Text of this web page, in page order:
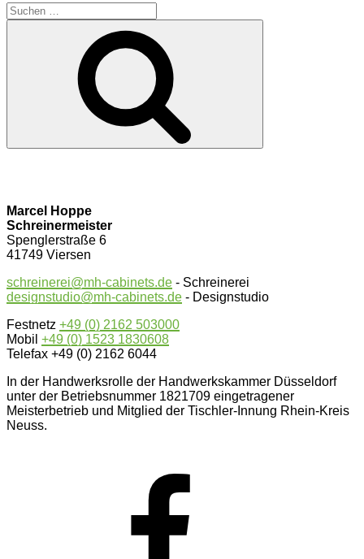
Suche
nach:
Marcel Hoppe
Schreinermeister
Spenglerstraße 6
41749 Viersen
schreinerei@mh-cabinets.de - Schreinerei
designstudio@mh-cabinets.de - Designstudio
Festnetz +49 (0) 2162 503000
Mobil +49 (0) 1523 1830608
Telefax +49 (0) 2162 6044
In der Handwerksrolle der Handwerkskammer Düsseldorf
unter der Betriebsnummer 1821709 eingetragener
Meisterbetrieb und Mitglied der Tischler-Innung Rhein-Kreis
Neuss.